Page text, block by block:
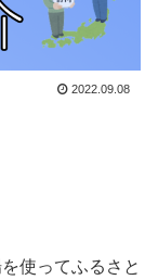
2022.09.08
使ってふるさと